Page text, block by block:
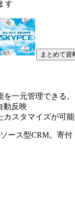
す
まとめて資
一元管理できる。
動反映
カスタマイズが可能
ース型CRM。寄